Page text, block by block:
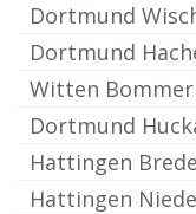
Dortmund
Dortmund
Witten
Dortmund
Hattingen
Hattingen